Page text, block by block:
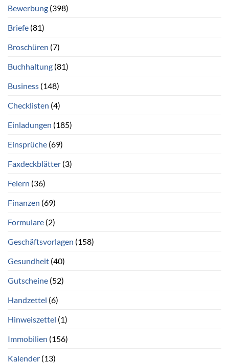
Bewerbung (398)
Briefe (81)
Broschüren (7)
Buchhaltung (81)
Business (148)
Checklisten (4)
Einladungen (185)
Einsprüche (69)
Faxdeckblätter (3)
Feiern (36)
Finanzen (69)
Formulare (2)
Geschäftsvorlagen (158)
Gesundheit (40)
Gutscheine (52)
Handzettel (6)
Hinweiszettel (1)
Immobilien (156)
Kalender (13)